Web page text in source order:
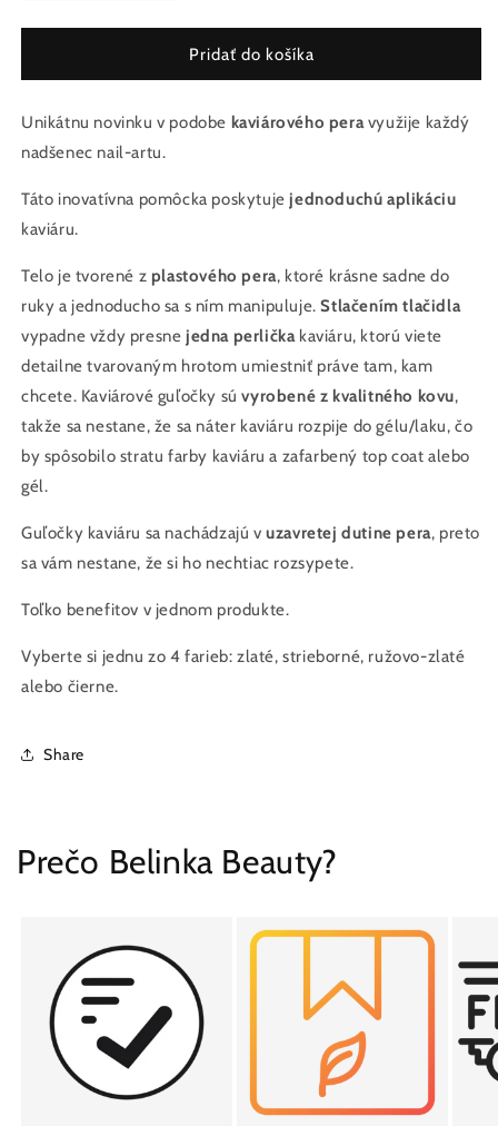
množstvo
pre
Pero
Nechty
–
Art
čierne
množstvo
pre
Kaviárové
Pero
Nechty
–
Art
Pridať do košíka
Unikátnu novinku v podobe kaviárového peravyužije každý
nadšenec nail-artu.
Táto inovatívna pomôcka poskytuje jednoduchú aplikáciu
kaviáru.
Telo je tvorené z plastového pera, ktoré krásne sadne do
ruky a jednoducho sa s ním manipuluje.Stlačením tlačidla
vypadne vždy presne jedna perličkakaviáru, ktorú viete
detailne tvarovaným hrotom umiestniť práve tam, kam
chcete. Kaviárové guľočky súvyrobené z kvalitného kovu,
takže sa nestane, že sa náter kaviáru rozpije do gélu/laku, čo
by spôsobilo stratu farby kaviáru a zafarbený top coat alebo
gél.
Guľočky kaviáru sa nachádzajú vuzavretej dutine pera, preto
sa vám nestane, že si ho nechtiac rozsypete.
Toľko benefitov v jednom produkte.
Vyberte si jednu zo 4 farieb: zlaté, strieborné, ružovo-zlaté
alebo čierne.
Share
Prečo Belinka Beauty?